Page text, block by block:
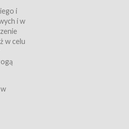
z
i
i w
w celu